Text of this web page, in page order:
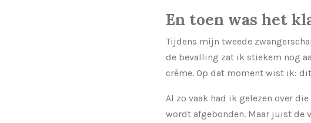
En toen was het
Tijdens mijn tweede
de bevalling zat ik stiekem nog
crème. Op dat moment wist ik:
Al zo vaak had ik gelezen over
wordt afgebonden. Maar juist de